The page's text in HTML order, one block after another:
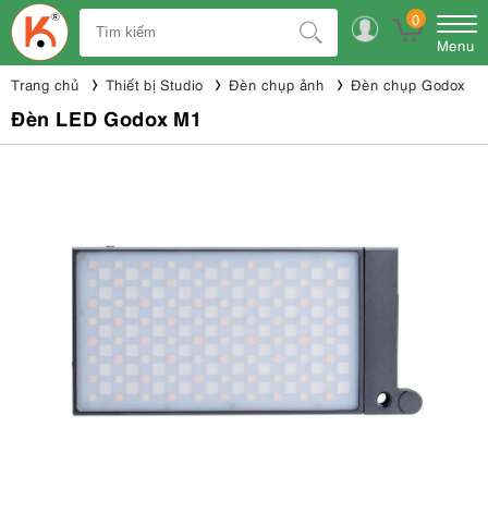
0
Menu
Trang chủ Thiết bị Studio Đèn chụp ảnh Đèn chụp Godox
Đèn LED Godox M1